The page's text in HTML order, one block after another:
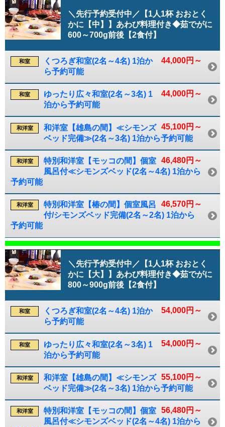
＼先行予約受付中／【1人1杯 おおとく
かに【中】】あわび料理付き◆茹でがに
600～700g前後【2食付】
44,000円～
和室
くつろぎ和室(2名～4名) 1泊か
ら予約可能
44,000円～
和室
ゆったり広々和室(2名～3名) 1
泊から予約可能
45,100円～
和洋室
和洋室【雄島の間】≪シモンズ
ベッド完備≫(2名～3名) 1泊から予約可能
46,480円～
和洋室
特別和洋室【モッコの間】個室
風呂付≪シモンズベッド(2名～4名) 1泊から
予約可能
46,570円～
和洋室
特別和洋室【椿の間】個室風呂
付/シモンズベッド完備(2名～2名) 1泊から
予約可能
＼先行予約受付中／【1人1杯 おおとく
かに【大】】あわび料理付き◆茹でがに
800～900g前後【2食付】
54,000円～
和室
くつろぎ和室(2名～4名) 1泊か
ら予約可能
54,000円～
和室
ゆったり広々和室(2名～3名) 1
泊から予約可能
55,100円～
和洋室
和洋室【雄島の間】≪シモンズ
ベッド完備≫(2名～3名) 1泊から予約可能
56,480円～
和洋室
特別和洋室【モッコの間】個室
風呂付≪シモンズベッド(2名～4名) 1泊から